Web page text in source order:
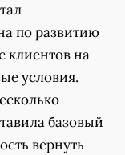
по развитию
клиентов на
условия.
базовый
вернуть